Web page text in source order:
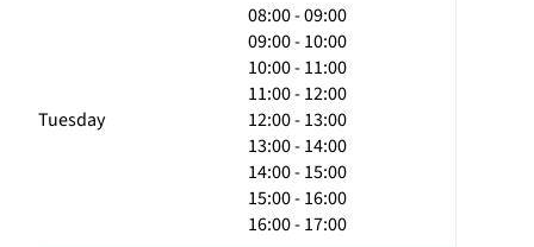
Tuesday
08:00 - 09:00
09:00 - 10:00
10:00 - 11:00
11:00 - 12:00
12:00 - 13:00
13:00 - 14:00
14:00 - 15:00
15:00 - 16:00
16:00 - 17:00